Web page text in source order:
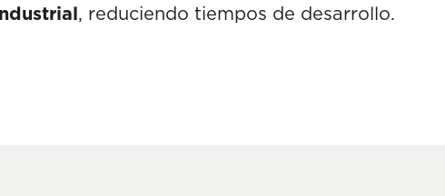
, reduciendo tiempos de desarrollo.